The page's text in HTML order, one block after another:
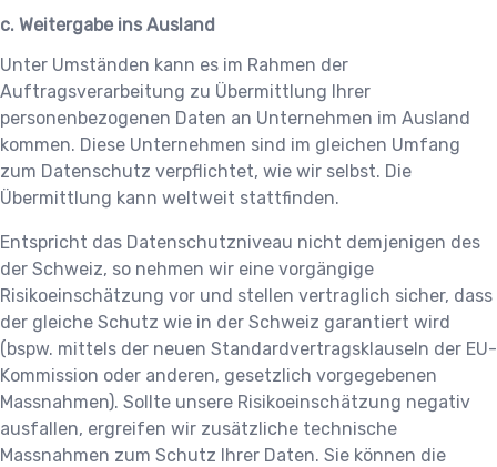
c. Weitergabe ins Ausland
Unter Umständen kann es im Rahmen der
Auftragsverarbeitung zu Übermittlung Ihrer
personenbezogenen Daten an Unternehmen im Ausland
kommen. Diese Unternehmen sind im gleichen Umfang
zum Datenschutz verpflichtet, wie wir selbst. Die
Übermittlung kann weltweit stattfinden.
Entspricht das Datenschutzniveau nicht demjenigen des
der Schweiz, so nehmen wir eine vorgängige
Risikoeinschätzung vor und stellen vertraglich sicher, dass
der gleiche Schutz wie in der Schweiz garantiert wird
(bspw. mittels der neuen Standardvertragsklauseln der EU-
Kommission oder anderen, gesetzlich vorgegebenen
Massnahmen). Sollte unsere Risikoeinschätzung negativ
ausfallen, ergreifen wir zusätzliche technische
Massnahmen zum Schutz Ihrer Daten. Sie können die